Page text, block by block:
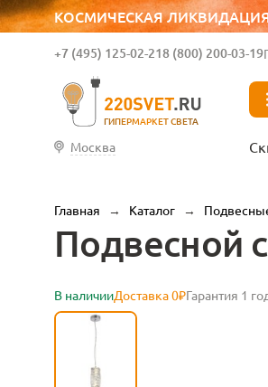
КОСМИЧЕСКАЯ
ГИПЕРМАРКЕТ СВЕТА
+7 (495) 125-02-218 (800) 200-03-19
Москва
Главная → Каталог →
Подвесной
В наличииДоставка 0₽Гарантия 1